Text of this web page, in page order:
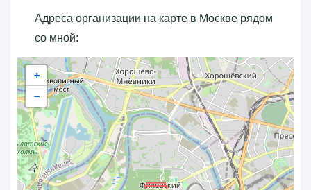
Адреса организации на карте в Москве рядом
со мной:
+
−